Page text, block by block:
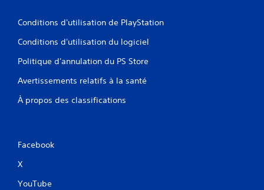
Conditions d'utilisation de PlayStation
Conditions d'utilisation du logiciel
Politique d'annulation du PS Store
Avertissements relatifs à la santé
À propos des classifications
Facebook
X
YouTube